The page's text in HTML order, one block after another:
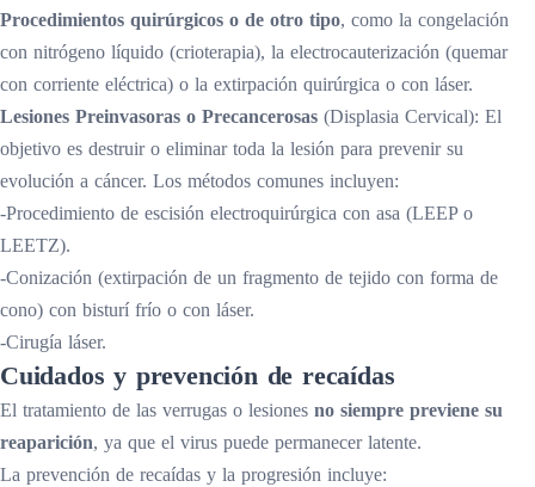
Procedimientos quirúrgicos o de otro tipo, como la congelación
con nitrógeno líquido (crioterapia), la electrocauterización (quemar
con corriente eléctrica) o la extirpación quirúrgica o con láser.
Lesiones Preinvasoras o Precancerosas (Displasia Cervical): El
objetivo es destruir o eliminar toda la lesión para prevenir su
evolución a cáncer. Los métodos comunes incluyen:
-Procedimiento de escisión electroquirúrgica con asa (LEEP o
LEETZ).
-Conización (extirpación de un fragmento de tejido con forma de
cono) con bisturí frío o con láser.
-Cirugía láser.
Cuidados y prevención de recaídas
El tratamiento de las verrugas o lesiones no siempre previene su
reaparición, ya que el virus puede permanecer latente.
La prevención de recaídas y la progresión incluye: